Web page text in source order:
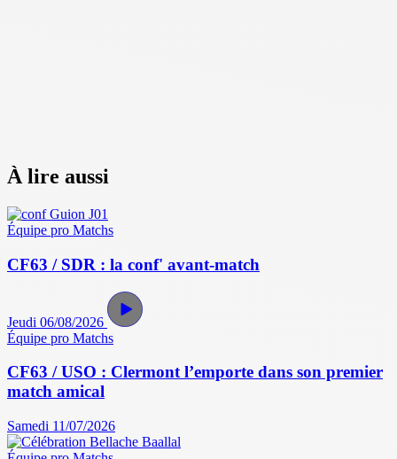
À lire aussi
Équipe pro Matchs
CF63 / SDR : la conf' avant-match
Jeudi 06/08/2026
Équipe pro Matchs
CF63 / USO : Clermont l’emporte dans son premier
match amical
Samedi 11/07/2026